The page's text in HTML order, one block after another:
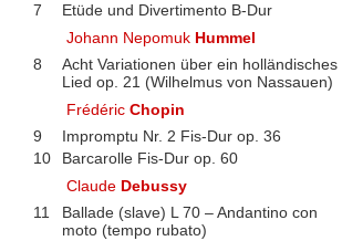
7
Etüde und Divertimento B-Dur
Johann Nepomuk Hummel
8
Acht Variationen über ein holländisches
Lied op. 21 (Wilhelmus von Nassauen)
FrédéricChopin
9
Impromptu Nr. 2 Fis-Dur op. 36
10
Barcarolle Fis-Dur op. 60
Claude Debussy
11
Ballade (slave) L 70 – Andantino con
moto (tempo rubato)